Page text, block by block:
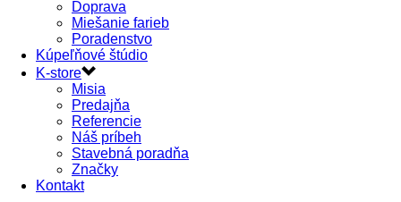
Doprava
Miešanie farieb
Poradenstvo
Kúpeľňové štúdio
K-store
Misia
Predajňa
Referencie
Náš príbeh
Stavebná poradňa
Značky
Kontakt